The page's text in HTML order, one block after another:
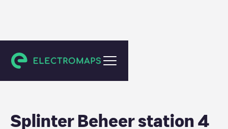
Amstelveen
Splinter Beheer station 4